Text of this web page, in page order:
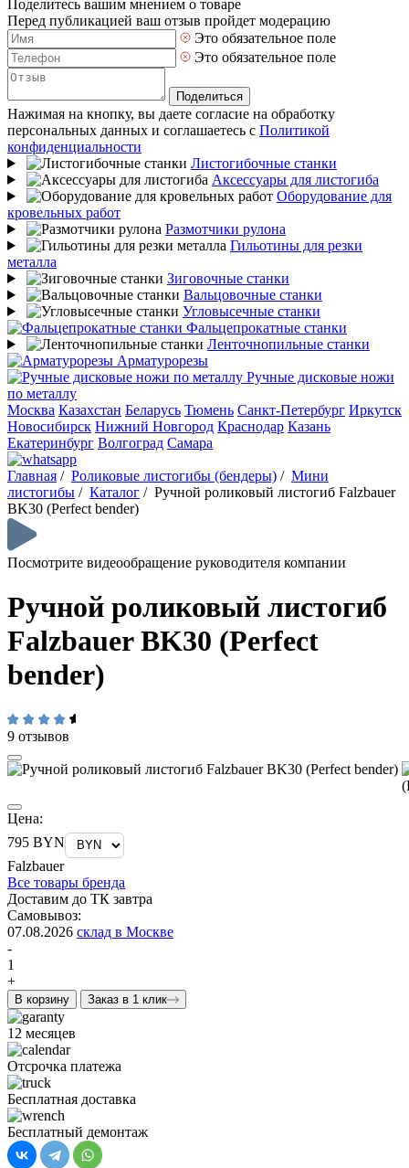
Поделитесь вашим мнением о товаре
Перед публикацией ваш отзыв пройдет модерацию
Это обязательное поле
Это обязательное поле
Поделиться
Нажимая на кнопку, вы даете согласие на обработку
персональных данных и соглашаетесь с Политикой
конфиденциальности
Листогибочные станки
Аксессуары для листогиба
Оборудование для
кровельных работ
Размотчики рулона
Гильотины для резки
металла
Зиговочные станки
Вальцовочные станки
Угловысечные станки
Фальцепрокатные станки
Ленточнопильные станки
Арматурорезы
Ручные дисковые ножи
по металлу
Москва Казахстан Беларусь Тюмень Санкт-Петербург Иркутск
Новосибирск Нижний Новгород Краснодар Казань
Екатеринбург Волгоград Самара
Главная / Роликовые листогибы (бендеры) / Мини
листогибы / Каталог / Ручной роликовый листогиб Falzbauer
BK30 (Perfect bender)
Посмотрите видеообращение руководителя компании
Ручной роликовый листогиб
Falzbauer BK30 (Perfect
bender)
9 отзывов
Цена:
795 BYN
Falzbauer
Все товары бренда
Доставим до ТК завтра
Самовывоз:
07.08.2026 склад в Москве
-
1
+
В корзину Заказ в 1 клик
12 месяцев
Отсрочка платежа
Бесплатная доставка
Бесплатный демонтаж